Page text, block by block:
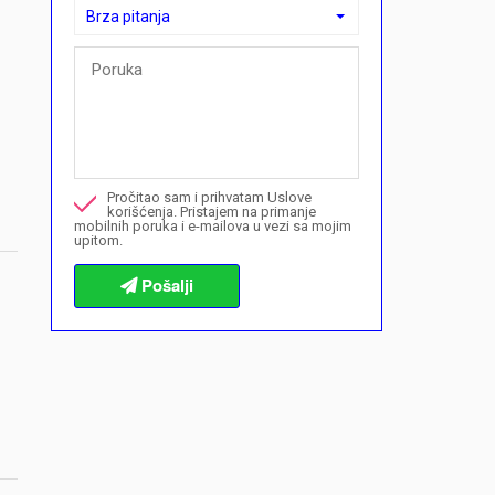
Brza pitanja
Brza pitanja
Želim da rezervišem gledanje
Informacije o procedurama kupovine
Pročitao sam i prihvatam Uslove
korišćenja. Pristajem na primanje
mobilnih poruka i e-mailova u vezi sa mojim
upitom.